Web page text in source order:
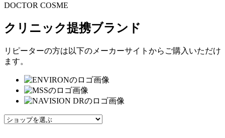
DOCTOR COSME
クリニック提携ブランド
リピーターの方は以下のメーカーサイトからご購入いただけ
ます。